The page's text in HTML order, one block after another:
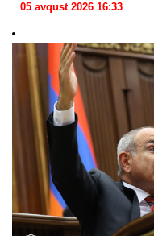
05 avqust 2026 16:33